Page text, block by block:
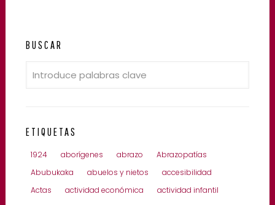
BUSCAR
ETIQUETAS
1924 aborígenes abrazo
Abrazopatías
Abubukaka
abuelos y nietos
accesibilidad
Actas
actividad económica actividad infantil